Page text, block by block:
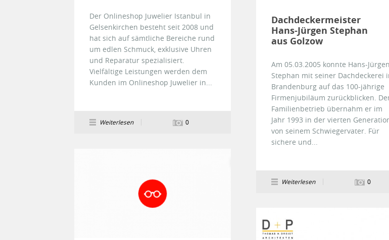
Der Onlineshop Juwelier Istanbul in
Gelsenkirchen besteht seit 2008 und
hat sich auf sämtliche Bereiche rund
um edlen Schmuck, exklusive Uhren
und Reparatur spezialisiert.
Vielfältige Leistungen werden dem
Kunden im Onlineshop Juwelier in...
Weiterlesen 0
Dachdeckermeister
Hans-Jürgen Stephan
aus Golzow
Am 05.03.2005 konnte Hans-Jürgen
Stephan mit seiner Dachdeckerei
Brandenburg auf das 100-jährige
Firmenjubiläum zurückblicken.
Familienbetrieb übernahm er im
Jahr 1993 in der vierten
von seinem Schwiegervater. Für
sichere und...
Weiterlesen 0